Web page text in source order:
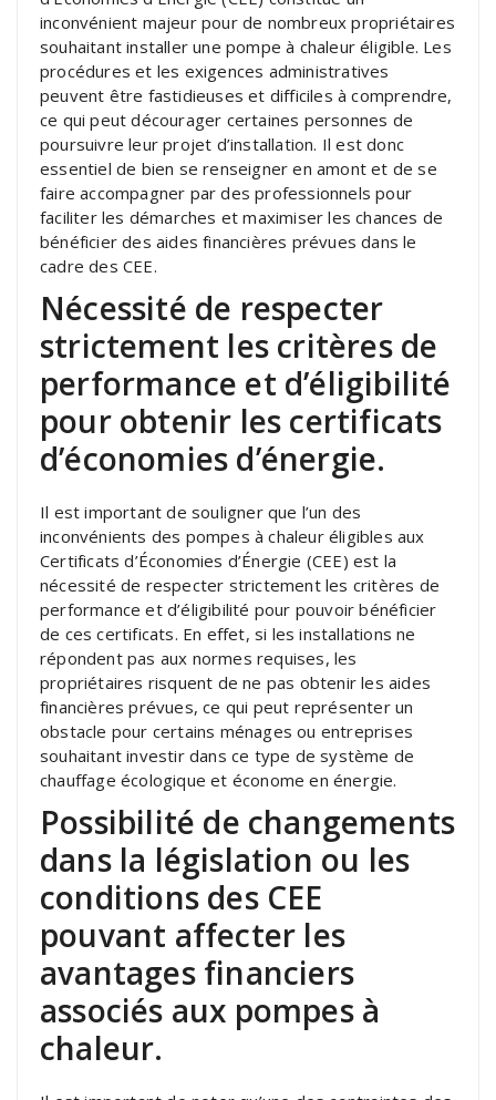
inconvénient majeur pour de nombreux propriétaires
souhaitant installer une pompe à chaleur éligible. Les
procédures et les exigences administratives
peuvent être fastidieuses et difficiles à comprendre,
ce qui peut décourager certaines personnes de
poursuivre leur projet d’installation. Il est donc
essentiel de bien se renseigner en amont et de se
faire accompagner par des professionnels pour
faciliter les démarches et maximiser les chances de
bénéficier des aides financières prévues dans le
cadre des CEE.
Nécessité de respecter
strictement les critères de
performance et d’éligibilité
pour obtenir les certificats
d’économies d’énergie.
Il est important de souligner que l’un des
inconvénients des pompes à chaleur éligibles aux
Certificats d’Économies d’Énergie (CEE) est la
nécessité de respecter strictement les critères de
performance et d’éligibilité pour pouvoir bénéficier
de ces certificats. En effet, si les installations ne
répondent pas aux normes requises, les
propriétaires risquent de ne pas obtenir les aides
financières prévues, ce qui peut représenter un
obstacle pour certains ménages ou entreprises
souhaitant investir dans ce type de système de
chauffage écologique et économe en énergie.
Possibilité de changements
dans la législation ou les
conditions des CEE
pouvant affecter les
avantages financiers
associés aux pompes à
chaleur.